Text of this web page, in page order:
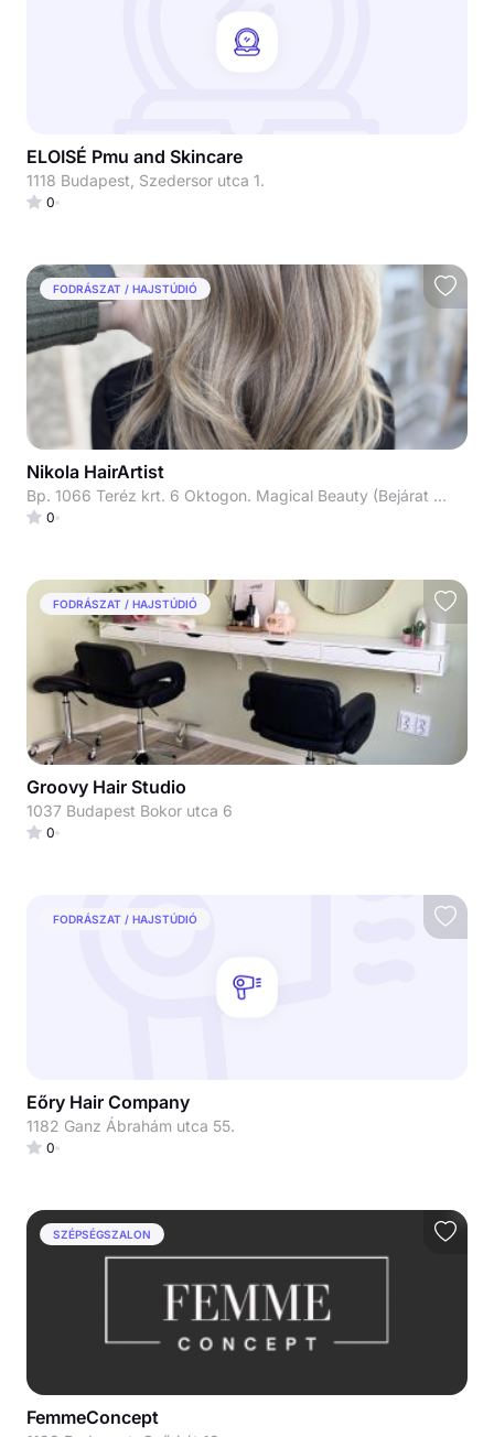
ELOISÉ Pmu and Skincare
1118 Budapest, Szedersor utca 1.
0
FODRÁSZAT / HAJSTÚDIÓ
Nikola HairArtist
Bp. 1066 Teréz krt. 6 Oktogon. Magical Beauty (Bejárat a ház belső udvarán található szemben)
0
FODRÁSZAT / HAJSTÚDIÓ
Groovy Hair Studio
1037 Budapest Bokor utca 6
0
FODRÁSZAT / HAJSTÚDIÓ
Eőry Hair Company
1182 Ganz Ábrahám utca 55.
0
SZÉPSÉGSZALON
FemmeConcept